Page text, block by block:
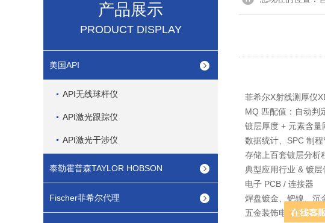
产品展示
PRODUCT DISPLAY
美国API
API无线球杆仪
API激光跟踪仪
API激光干涉仪
泰勒霍普森TAYLOR HOBSON
Fischer菲希尔代理
菲希尔X射线测厚仪
MQ 匹配值：自动判
镀层厚度 + 元素含量
数据统计、SPC 制
存储上百套镀层分析
典型应用行业 & 镀层
电子 PCB / 连接器
焊盘镀金、钯镍、沉
五金装饰电镀